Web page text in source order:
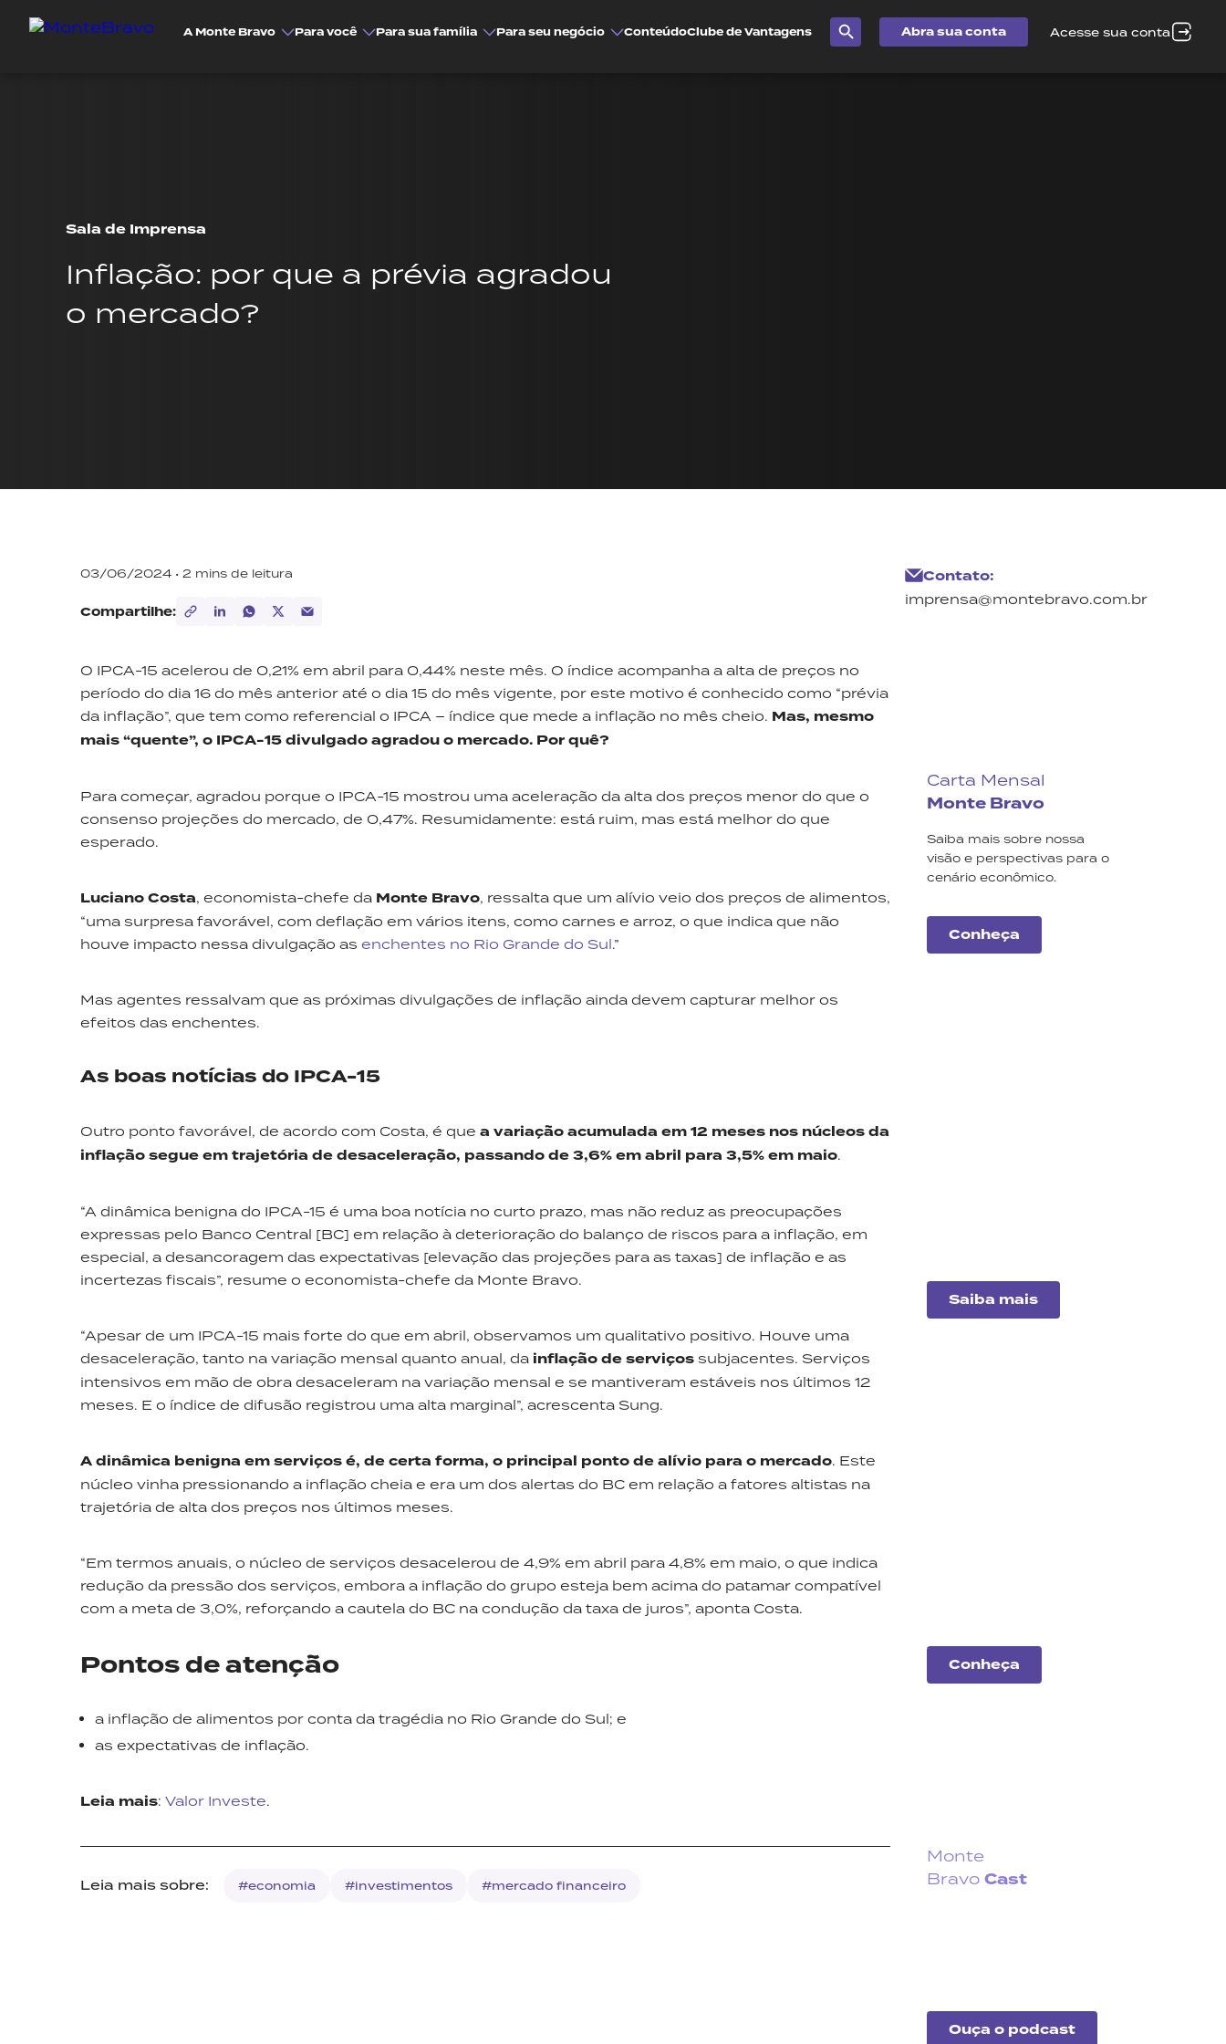
A Monte Bravo Para você Para sua família Para seu negócio ConteúdoClube de Vantagens Abra sua conta Acesse sua conta
Sala de Imprensa
Inflação: por que a prévia agradou
o mercado?
03/06/2024 • 2 mins de leitura
Compartilhe:
O IPCA-15 acelerou de 0,21% em abril para 0,44% neste mês. O índice acompanha a alta de preços no
período do dia 16 do mês anterior até o dia 15 do mês vigente, por este motivo é conhecido como “prévia
da inflação”, que tem como referencial o IPCA – índice que mede a inflação no mês cheio. Mas, mesmo
mais “quente”, o IPCA-15 divulgado agradou o mercado. Por quê?
Para começar, agradou porque o IPCA-15 mostrou uma aceleração da alta dos preços menor do que o
consenso projeções do mercado, de 0,47%. Resumidamente: está ruim, mas está melhor do que
esperado.
Luciano Costa, economista-chefe da Monte Bravo, ressalta que um alívio veio dos preços de alimentos,
“uma surpresa favorável, com deflação em vários itens, como carnes e arroz, o que indica que não
houve impacto nessa divulgação as enchentes no Rio Grande do Sul.”
Mas agentes ressalvam que as próximas divulgações de inflação ainda devem capturar melhor os
efeitos das enchentes.
As boas notícias do IPCA-15
Outro ponto favorável, de acordo com Costa, é que a variação acumulada em 12 meses nos núcleos da
inflação segue em trajetória de desaceleração, passando de 3,6% em abril para 3,5% em maio.
“A dinâmica benigna do IPCA-15 é uma boa notícia no curto prazo, mas não reduz as preocupações
expressas pelo Banco Central [BC] em relação à deterioração do balanço de riscos para a inflação, em
especial, a desancoragem das expectativas [elevação das projeções para as taxas] de inflação e as
incertezas fiscais”, resume o economista-chefe da Monte Bravo.
“Apesar de um IPCA-15 mais forte do que em abril, observamos um qualitativo positivo. Houve uma
desaceleração, tanto na variação mensal quanto anual, da inflação de serviços subjacentes. Serviços
intensivos em mão de obra desaceleram na variação mensal e se mantiveram estáveis nos últimos 12
meses. E o índice de difusão registrou uma alta marginal”, acrescenta Sung.
A dinâmica benigna em serviços é, de certa forma, o principal ponto de alívio para o mercado. Este
núcleo vinha pressionando a inflação cheia e era um dos alertas do BC em relação a fatores altistas na
trajetória de alta dos preços nos últimos meses.
“Em termos anuais, o núcleo de serviços desacelerou de 4,9% em abril para 4,8% em maio, o que indica
redução da pressão dos serviços, embora a inflação do grupo esteja bem acima do patamar compatível
com a meta de 3,0%, reforçando a cautela do BC na condução da taxa de juros”, aponta Costa.
Pontos de atenção
a inflação de alimentos por conta da tragédia no Rio Grande do Sul; e
as expectativas de inflação.
Leia mais: Valor Investe.
Leia mais sobre: #economia #investimentos #mercado financeiro
Contato:
imprensa@montebravo.com.br
Carta Mensal
Monte Bravo
Saiba mais sobre nossa
visão e perspectivas para o
cenário econômico.
Conheça
Saiba mais
Conheça
Monte
Bravo Cast
Ouça o podcast